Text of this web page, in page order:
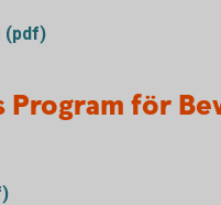
(pdf)
Program för